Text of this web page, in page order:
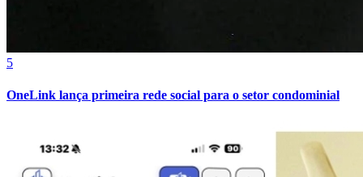
5
OneLink lança primeira rede social para o setor condominial